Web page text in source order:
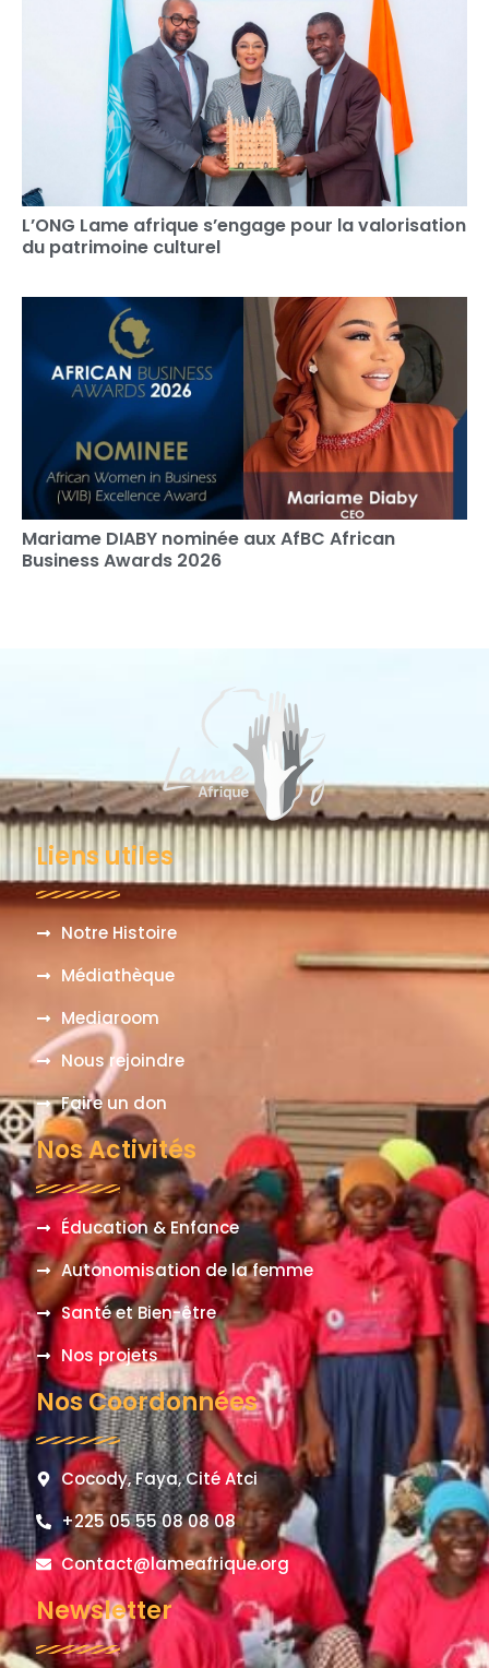
L’ONG Lame afrique s’engage pour la valorisation
du patrimoine culturel
Mariame DIABY nominée aux AfBC African
Business Awards 2026
Liens utiles
Notre Histoire
Médiathèque
Mediaroom
Nous rejoindre
Faire un don
Nos Activités
Éducation & Enfance
Autonomisation de la femme
Santé et Bien-être
Nos projets
Nos Coordonnées
Cocody, Faya, Cité Atci
+225 05 55 08 08 08
Contact@lameafrique.org
Newsletter